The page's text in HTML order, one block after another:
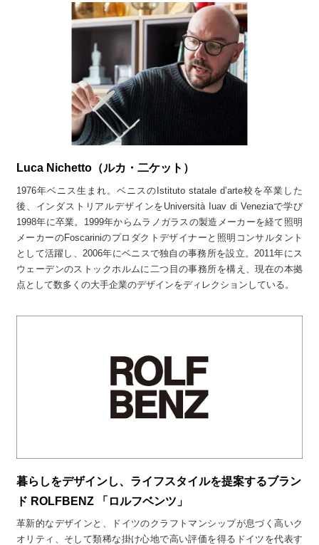
Luca Nichetto（ルカ・二ケット）
1976年ベニス生まれ。ベニスのIstituto statale d’arte校を卒業した
後、インダストリアルデザインをUniversità Iuav di Veneziaで学び
1998年に卒業。1999年からムラノガラスの製造メーカーを経て照明
メーカーのFoscariniのプロダクトデザイナーと照明コンサルタント
として活躍し、2006年にベニスで独自の事務所を設立。2011年にス
ウェーデンのストックホルムに二つ目の事務所を構え、現在の本拠
点として数多くの大手企業のデザインをディレクションしている。
暮らしをデザインし、ライフスタイルを提案するブラン
ド ROLFBENZ 「ロルフベンツ」
革新的なデザインと、ドイツのクラフトマンシップが息づく高いク
オリティ、そして類稀な掛け心地で高い評価を得るドイツを代表す